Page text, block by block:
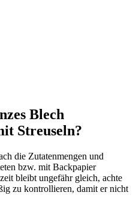
Blech
Streuseln?
die Zutatenmengen und
bzw. mit Backpapier
bleibt ungefähr gleich, achte
zu kontrollieren, damit er nicht